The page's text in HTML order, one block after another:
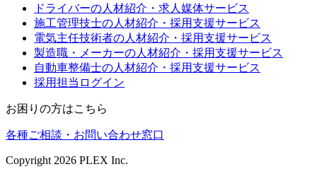
ドライバーの人材紹介・求人媒体サービス
施工管理技士の人材紹介・採用支援サービス
電気主任技術者の人材紹介・採用支援サービス
製造職・メーカーの人材紹介・採用支援サービス
自動車整備士の人材紹介・採用支援サービス
採用担当ログイン
お困りの方はこちら
各種ご相談・お問い合わせ窓口
Copyright 2026 PLEX Inc.